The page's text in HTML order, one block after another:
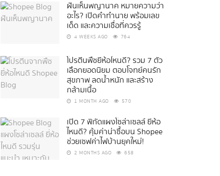
ฝันเห็นพญานาค หมายความว่า
อะไร? เปิดคำทำนาย พร้อมเลข
เด็ด และความเชื่อที่ควรรู้
4 WEEKS AGO 764
โปรตีนพืชยี่ห้อไหนดี? รวม 7 ตัว
เลือกยอดนิยม ตอบโจทย์คนรัก
สุขภาพ ลดน้ำหนัก และสร้าง
กล้ามเนื้อ
1 MONTH AGO 570
เปิด 7 พิกัดแผงโซล่าเซลล์ ยี่ห้อ
ไหนดี? คุ้มค่าน่าซื้อบน Shopee
ช่วยเซฟค่าไฟบ้านยุคใหม่!
2 MONTHS AGO 658